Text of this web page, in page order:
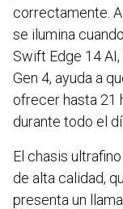
correctamente.
se ilumina
Swift Edge 14
Gen 4, ayuda a
ofrecer hasta 21
durante todo el
El chasis
de alta calidad,
presenta un